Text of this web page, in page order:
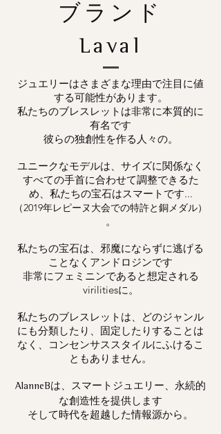
ブランド
Laval
ジュエリーはさまざまな理由で注目に値
する可能性があります。
私たちのブレスレットは非常に本質的に
有名です
彼らの独創性を作る人々の。
ユニークなモデルは、サイズに関係なく
すべての手首に合わせて調整できるた
め、私たちの宝石はスマートです...
（2019年レピーヌ大会での特許と銅メダル）
。
私たちの宝石は、邪魔にならずに逃げる
ことなくアンドロジンです
非常にフェミニンであると想定される
virilitiesに。
私たちのブレスレットは、どのジャンル
にも分類したり、固定したりすることは
なく、コンセンサススタイルにふけるこ
ともありません。
AlanneBは、スマートジュエリー、永続的
な創造性を提供します
そして時代を超越した情報源から。